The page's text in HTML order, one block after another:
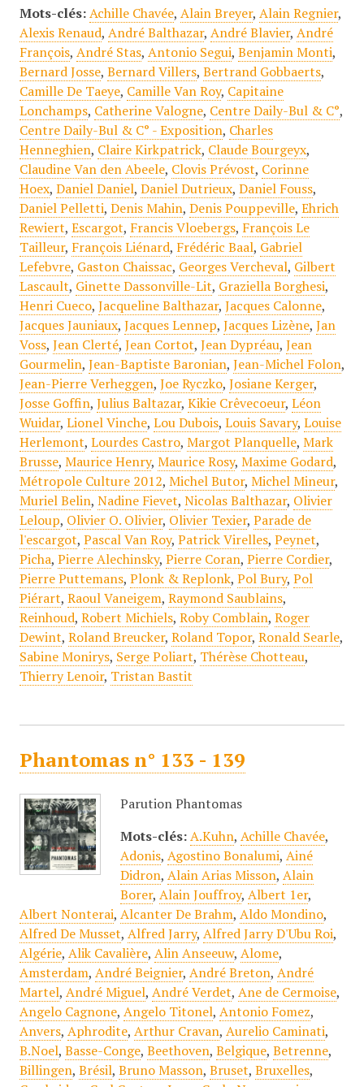
Mots-clés: Achille Chavée, Alain Breyer, Alain Regnier,
Alexis Renaud, André Balthazar, André Blavier, André
François, André Stas, Antonio Segui, Benjamin Monti,
Bernard Josse, Bernard Villers, Bertrand Gobbaerts,
Camille De Taeye, Camille Van Roy, Capitaine
Lonchamps, Catherine Valogne, Centre Daily-Bul & C°,
Centre Daily-Bul & C° - Exposition, Charles
Henneghien, Claire Kirkpatrick, Claude Bourgeyx,
Claudine Van den Abeele, Clovis Prévost, Corinne
Hoex, Daniel Daniel, Daniel Dutrieux, Daniel Fouss,
Daniel Pelletti, Denis Mahin, Denis Pouppeville, Ehrich
Rewiert, Escargot, Francis Vloebergs, François Le
Tailleur, François Liénard, Frédéric Baal, Gabriel
Lefebvre, Gaston Chaissac, Georges Vercheval, Gilbert
Lascault, Ginette Dassonville-Lit, Graziella Borghesi,
Henri Cueco, Jacqueline Balthazar, Jacques Calonne,
Jacques Jauniaux, Jacques Lennep, Jacques Lizène, Jan
Voss, Jean Clerté, Jean Cortot, Jean Dypréau, Jean
Gourmelin, Jean-Baptiste Baronian, Jean-Michel Folon,
Jean-Pierre Verheggen, Joe Ryczko, Josiane Kerger,
Josse Goffin, Julius Baltazar, Kikie Crêvecoeur, Léon
Wuidar, Lionel Vinche, Lou Dubois, Louis Savary, Louise
Herlemont, Lourdes Castro, Margot Planquelle, Mark
Brusse, Maurice Henry, Maurice Rosy, Maxime Godard,
Métropole Culture 2012, Michel Butor, Michel Mineur,
Muriel Belin, Nadine Fievet, Nicolas Balthazar, Olivier
Leloup, Olivier O. Olivier, Olivier Texier, Parade de
l'escargot, Pascal Van Roy, Patrick Virelles, Peynet,
Picha, Pierre Alechinsky, Pierre Coran, Pierre Cordier,
Pierre Puttemans, Plonk & Replonk, Pol Bury, Pol
Piérart, Raoul Vaneigem, Raymond Saublains,
Reinhoud, Robert Michiels, Roby Comblain, Roger
Dewint, Roland Breucker, Roland Topor, Ronald Searle,
Sabine Monirys, Serge Poliart, Thérèse Chotteau,
Thierry Lenoir, Tristan Bastit
Phantomas n° 133 - 139
Parution Phantomas
Mots-clés: A.Kuhn, Achille Chavée,
Adonis, Agostino Bonalumi, Ainé
Didron, Alain Arias Misson, Alain
Borer, Alain Jouffroy, Albert 1er,
Albert Nonterai, Alcanter De Brahm, Aldo Mondino,
Alfred De Musset, Alfred Jarry, Alfred Jarry D'Ubu Roi,
Algérie, Alik Cavalière, Alin Anseeuw, Alome,
Amsterdam, André Beignier, André Breton, André
Martel, André Miguel, André Verdet, Ane de Cermoise,
Angelo Cagnone, Angelo Titonel, Antonio Fomez,
Anvers, Aphrodite, Arthur Cravan, Aurelio Caminati,
B.Noel, Basse-Conge, Beethoven, Belgique, Betrenne,
Billingen, Brésil, Bruno Masson, Bruset, Bruxelles,